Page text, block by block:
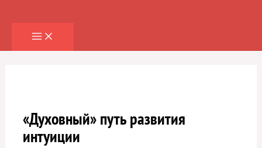
содержимому
«Духовный» путь развития
интуиции